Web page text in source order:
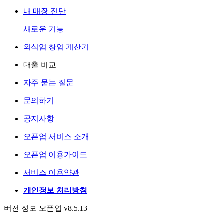
내 매장 진단
새로운 기능
외식업 창업 계산기
대출 비교
자주 묻는 질문
문의하기
공지사항
오픈업 서비스 소개
오픈업 이용가이드
서비스 이용약관
개인정보 처리방침
버전 정보 오픈업 v8.5.13